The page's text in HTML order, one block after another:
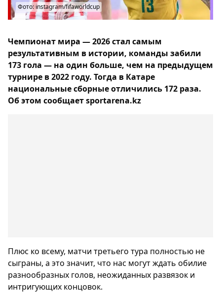
Фото: instagram/fifaworldcup
Чемпионат мира — 2026 стал самым
результативным в истории, команды забили
173 гола — на один больше, чем на предыдущем
турнире в 2022 году. Тогда в Катаре
национальные сборные отличились 172 раза.
Об этом сообщает sportarena.kz
Плюс ко всему, матчи третьего тура полностью не
сыграны, а это значит, что нас могут ждать обилие
разнообразных голов, неожиданных развязок и
интригующих концовок.